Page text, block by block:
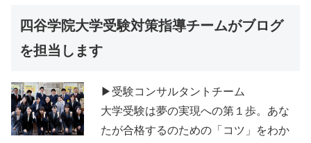
四谷学院大学受験対策指導チームがブログ
を担当します
▶受験コンサルタントチーム
大学受験は夢の実現への第１歩。あな
たが合格するのための「コツ」をわか